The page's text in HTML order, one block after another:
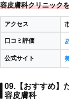
容皮膚科クリニック
アクセス
口コミ評価
公式サイト
09.【おすすめ】
容皮膚科